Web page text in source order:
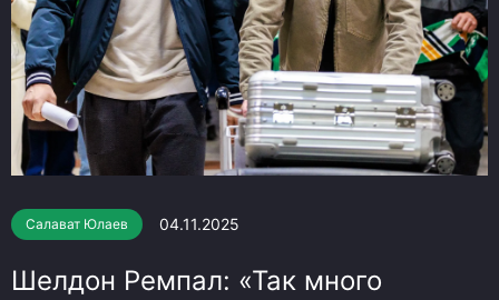
Салават Юлаев 04.11.2025
Шелдон Ремпал: «Так много